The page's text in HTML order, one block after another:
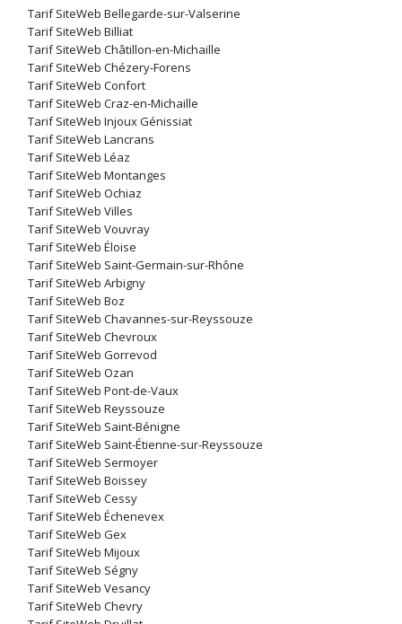
Tarif SiteWeb Bellegarde-sur-Valserine
Tarif SiteWeb Billiat
Tarif SiteWeb Châtillon-en-Michaille
Tarif SiteWeb Chézery-Forens
Tarif SiteWeb Confort
Tarif SiteWeb Craz-en-Michaille
Tarif SiteWeb Injoux Génissiat
Tarif SiteWeb Lancrans
Tarif SiteWeb Léaz
Tarif SiteWeb Montanges
Tarif SiteWeb Ochiaz
Tarif SiteWeb Villes
Tarif SiteWeb Vouvray
Tarif SiteWeb Éloise
Tarif SiteWeb Saint-Germain-sur-Rhône
Tarif SiteWeb Arbigny
Tarif SiteWeb Boz
Tarif SiteWeb Chavannes-sur-Reyssouze
Tarif SiteWeb Chevroux
Tarif SiteWeb Gorrevod
Tarif SiteWeb Ozan
Tarif SiteWeb Pont-de-Vaux
Tarif SiteWeb Reyssouze
Tarif SiteWeb Saint-Bénigne
Tarif SiteWeb Saint-Étienne-sur-Reyssouze
Tarif SiteWeb Sermoyer
Tarif SiteWeb Boissey
Tarif SiteWeb Cessy
Tarif SiteWeb Échenevex
Tarif SiteWeb Gex
Tarif SiteWeb Mijoux
Tarif SiteWeb Ségny
Tarif SiteWeb Vesancy
Tarif SiteWeb Chevry